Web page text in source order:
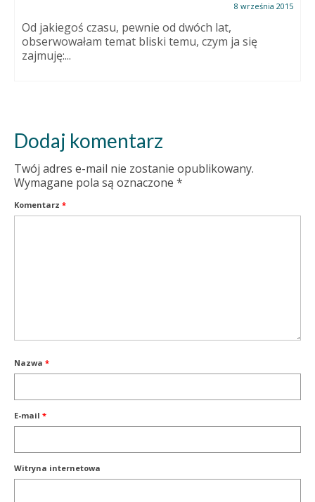
8 września 2015
Od jakiegoś czasu, pewnie od dwóch lat,
obserwowałam temat bliski temu, czym ja się
zajmuję:...
Dodaj komentarz
Twój adres e-mail nie zostanie opublikowany.
Wymagane pola są oznaczone *
Komentarz *
Nazwa *
E-mail *
Witryna internetowa